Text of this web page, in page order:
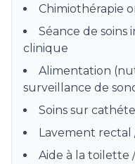
Chimiothérapie
Séance de soins
clinique
Alimentation
surveillance de
Soins sur
Lavement
Aide à la toilette